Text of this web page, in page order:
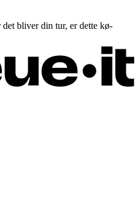
bliver din tur, er dette kø-